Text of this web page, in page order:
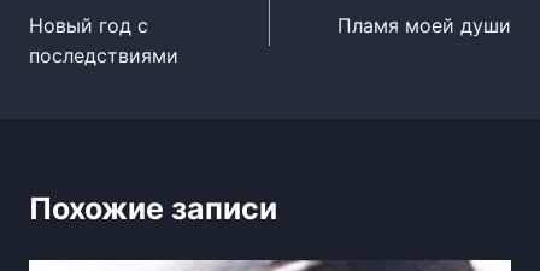
по
Новый год с
последствиями
Пламя моей души
Похожие записи